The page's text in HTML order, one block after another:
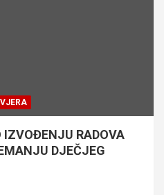
VJERA
IZVOĐENJU RADOVA
DJEČJEG